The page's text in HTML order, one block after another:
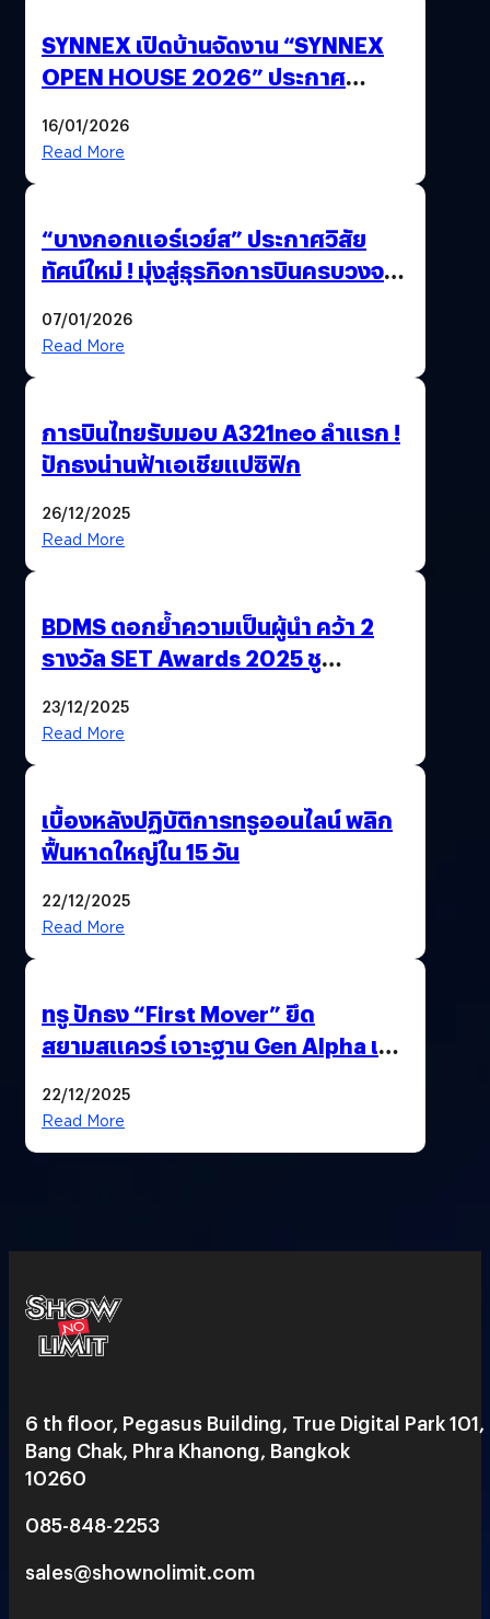
SYNNEX เปิดบ้านจัดงาน “SYNNEX
OPEN HOUSE 2026” ประกาศ
ได้ 53,000 ล้านบาท
16/01/2026
Read More
“บางกอกแอร์เวย์ส” ประกาศวิสัย
ทัศน์ใหม่ ! มุ่งสู่ธุรกิจการบินครบวงจร
สังคม
07/01/2026
Read More
การบินไทยรับมอบ A321neo ลำแรก !
ปักธงน่านฟ้าเอเชียแปซิฟิก
26/12/2025
Read More
BDMS ตอกย้ำความเป็นผู้นำ คว้า 2
รางวัล SET Awards 2025 ชู
สุขภาพไทยสู่ความยั่งยืน
23/12/2025
Read More
เบื้องหลังปฏิบัติการทรูออนไลน์ พลิก
ฟื้นหาดใหญ่ใน 15 วัน
22/12/2025
Read More
ทรู ปักธง “First Mover” ยึด
สยามสแควร์ เจาะฐาน Gen Alpha เมื่อ
ยุคถัดไป
22/12/2025
Read More
6 th floor, Pegasus Building, True Digital Park 101,
Bang Chak, Phra Khanong, Bangkok
10260
085-848-2253
sales@shownolimit.com